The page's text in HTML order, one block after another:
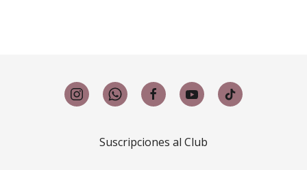
Suscripciones al Club